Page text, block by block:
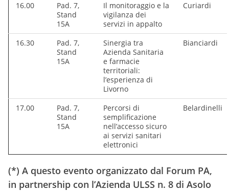
16.00
Pad. 7,
Stand
15A
Il monitoraggio e la
vigilanza dei
servizi in appalto
Curiardi
16.30
Pad. 7,
Stand
15A
Sinergia tra
Azienda Sanitaria
e farmacie
territoriali:
l’esperienza di
Livorno
Bianciardi
17.00
Pad. 7,
Stand
15A
Percorsi di
semplificazione
nell’accesso sicuro
ai servizi sanitari
elettronici
Belardinelli
(*) A questo evento organizzato dal Forum PA,
in partnership con l’Azienda ULSS n. 8 di Asolo